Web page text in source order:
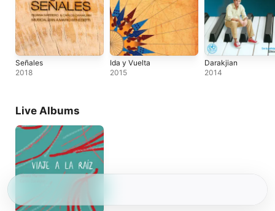
Señales
2018
Ida y Vuelta
2015
Darakjian
2014
Live Albums